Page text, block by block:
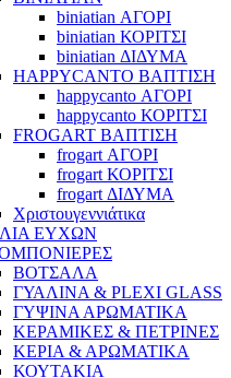
biniatian ΑΓΟΡΙ
biniatian ΚΟΡΙΤΣΙ
biniatian ΔΙΔΥΜΑ
HAPPYCANTO ΒΑΠΤΙΣΗ
happycanto ΑΓΟΡΙ
happycanto ΚΟΡΙΤΣΙ
FROGART ΒΑΠΤΙΣΗ
frogart ΑΓΟΡΙ
frogart ΚΟΡΙΤΣΙ
frogart ΔΙΔΥΜΑ
Χριστουγεννιάτικα
ΕΥΧΩΝ
ΒΟΤΣΑΛΑ
ΓΥΑΛΙΝΑ & PLEXI GLASS
ΓΥΨΙΝΑ ΑΡΩΜΑΤΙΚΑ
ΚΕΡΑΜΙΚΕΣ & ΠΕΤΡΙΝΕΣ
ΚΕΡΙΑ & ΑΡΩΜΑΤΙΚΑ
ΚΟΥΤΑΚΙΑ